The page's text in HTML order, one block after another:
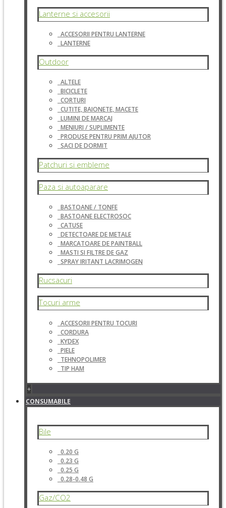
Lanterne si accesorii
ACCESORII PENTRU LANTERNE
LANTERNE
Outdoor
ALTELE
BICICLETE
CORTURI
CUTITE, BAIONETE, MACETE
LUMINI DE MARCAJ
MENIURI / SUPLIMENTE
PRODUSE PENTRU PRIM AJUTOR
SACI DE DORMIT
Patchuri si embleme
Paza si autoaparare
BASTOANE / TONFE
BASTOANE ELECTROSOC
CATUSE
DETECTOARE DE METALE
MARCATOARE DE PAINTBALL
MASTI SI FILTRE DE GAZ
SPRAY IRITANT LACRIMOGEN
Rucsacuri
Tocuri arme
ACCESORII PENTRU TOCURI
CORDURA
KYDEX
PIELE
TEHNOPOLIMER
TIP HAM
+
CONSUMABILE
Bile
0.20 G
0.23 G
0.25 G
0.28-0.48 G
Gaz/CO2